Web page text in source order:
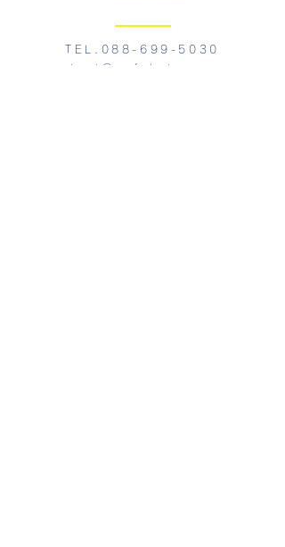
TEL.088-699-5030
contact@m-fabsteam.com